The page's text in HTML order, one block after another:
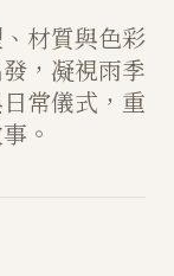
材質與色彩
，凝視雨季
常儀式，重
。